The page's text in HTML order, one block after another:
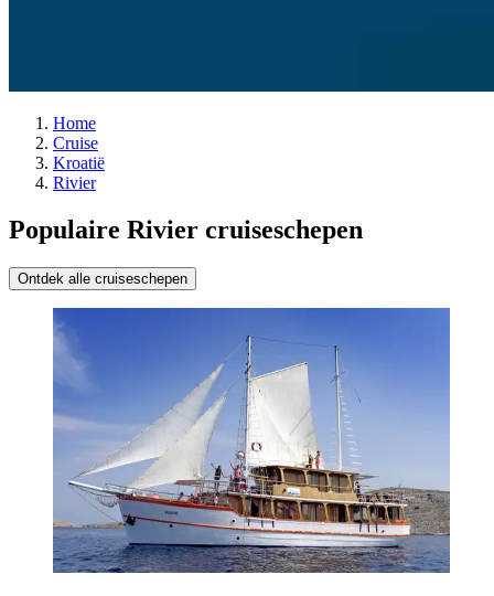
Home
Cruise
Kroatië
Rivier
Populaire Rivier cruiseschepen
Ontdek alle cruiseschepen